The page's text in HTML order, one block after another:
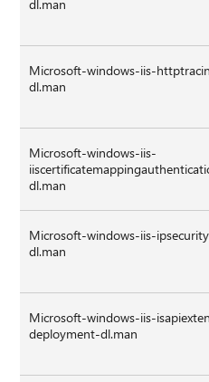
dl.man
Microsoft-windows-iis-
dl.man
Microsoft-windows-iis-
dl.man
Microsoft-windows-iis-
dl.man
Microsoft-windows-iis-
deployment-dl.man